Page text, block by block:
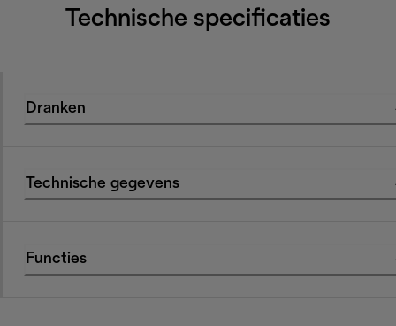
Technische specificaties
Dranken
Technische gegevens
Functies